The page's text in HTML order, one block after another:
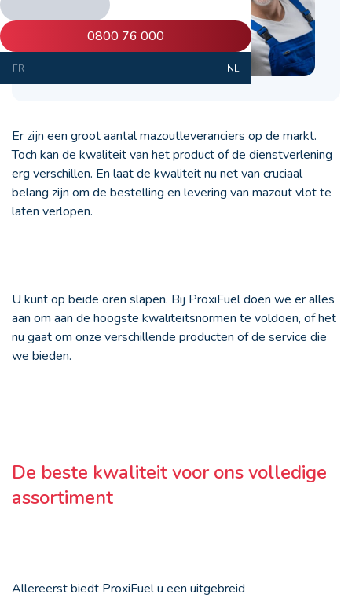
0800 76 000
FR NL
Er zijn een groot aantal mazoutleveranciers op de markt.
Toch kan de kwaliteit van het product of de dienstverlening
erg verschillen. En laat de kwaliteit nu net van cruciaal
belang zijn om de bestelling en levering van mazout vlot te
laten verlopen.
U kunt op beide oren slapen. Bij ProxiFuel doen we er alles
aan om aan de hoogste kwaliteitsnormen te voldoen, of het
nu gaat om onze verschillende producten of de service die
we bieden.
De beste kwaliteit voor ons volledige
assortiment
Allereerst biedt ProxiFuel u een uitgebreid